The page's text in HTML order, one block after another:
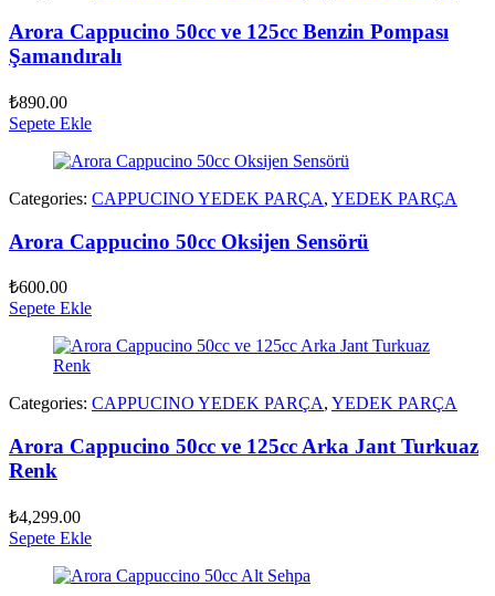
Arora Cappucino 50cc ve 125cc Benzin Pompası
Şamandıralı
₺890.00
Sepete Ekle
Categories: CAPPUCINO YEDEK PARÇA, YEDEK PARÇA
Arora Cappucino 50cc Oksijen Sensörü
₺600.00
Sepete Ekle
Categories: CAPPUCINO YEDEK PARÇA, YEDEK PARÇA
Arora Cappucino 50cc ve 125cc Arka Jant Turkuaz
Renk
₺4,299.00
Sepete Ekle